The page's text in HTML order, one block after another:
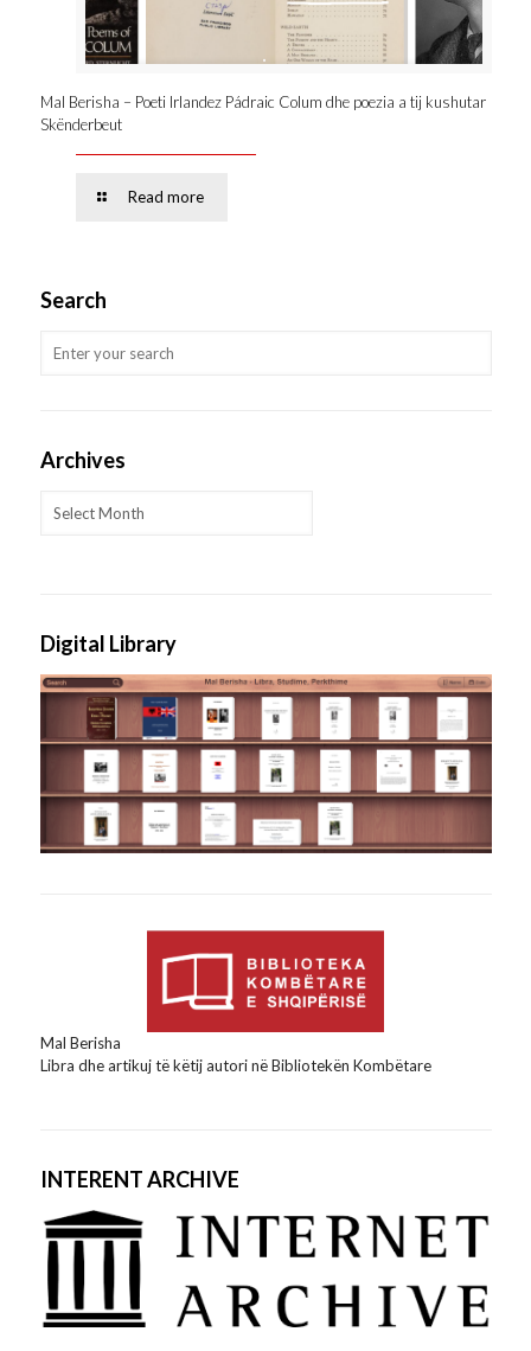
Mal Berisha – Poeti Irlandez Pádraic Colum dhe poezia a tij kushutar
Skënderbeut
Read more
Search
Archives
Digital Library
Mal Berisha
Libra dhe artikuj të këtij autori në Bibliotekën Kombëtare
INTERENT ARCHIVE